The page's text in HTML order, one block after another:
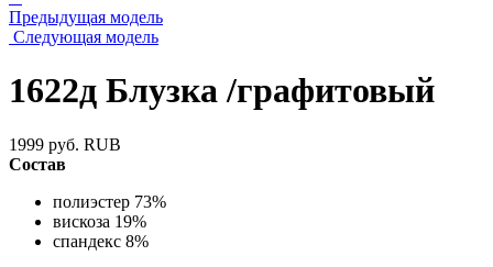
Предыдущая модель
Следующая модель
1622д Блузка /графитовый
1999 руб. RUB
Состав
полиэстер 73%
вискоза 19%
спандекс 8%